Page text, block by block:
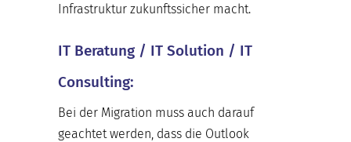
Infrastruktur zukunftssicher macht.
IT Beratung / IT Solution / IT
Consulting:
Bei der Migration muss auch darauf
geachtet werden, dass die Outlook